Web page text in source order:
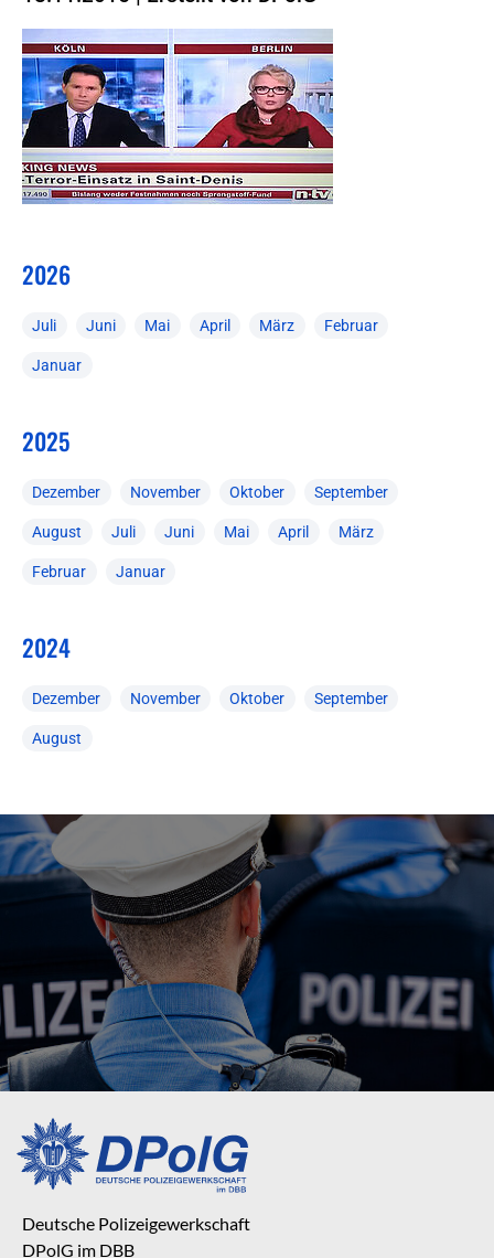
2026
Juli Juni Mai April März Februar
Januar
2025
Dezember November Oktober September
August Juli Juni Mai April März
Februar Januar
2024
Dezember November Oktober September
August
Deutsche Polizeigewerkschaft
DPolG im DBB